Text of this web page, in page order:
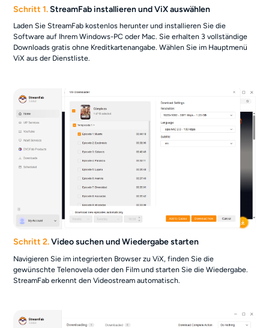
Schritt 1.StreamFab installieren und ViX auswählen
Laden Sie StreamFab kostenlos herunter und installieren Sie die
Software auf Ihrem Windows-PC oder Mac. Sie erhalten 3 vollständige
Downloads gratis ohne Kreditkartenangabe. Wählen Sie im Hauptmenü
ViX aus der Dienstliste.
Schritt 2.Video suchen und Wiedergabe starten
Navigieren Sie im integrierten Browser zu ViX, finden Sie die
gewünschte Telenovela oder den Film und starten Sie die Wiedergabe.
StreamFab erkennt den Videostream automatisch.